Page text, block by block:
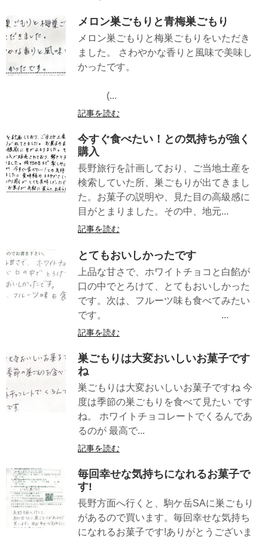
メロン巣ごもりと青梅巣ごもり
メロン巣ごもりと梅巣ごもりをいただき
ました。 さわやかな香りと風味で美味し
かったです。
(...
記事を読む
今すぐ食べたい！との気持ちが強く
購入
長野旅行を計画しており、ご当地土産を
検索していた所、巣ごもりが出てきまし
た。お菓子の説明や、見た目の高級感に
目がとまりました。その中、地元...
記事を読む
とてもおいしかったです
上品な甘さで、ホワイトチョコと白餡が
口の中でとろけて、とてもおいしかった
です。次は、フルーツ味も食べてみたい
です。 ...
記事を読む
巣ごもりは大変おいしいお菓子です
ね
巣ごもりは大変おいしいお菓子ですね 今
度は季節の巣ごもりを食べて見たい です
ね。 ホワイトチョコレートでくるんであ
るのが 最高で...
記事を読む
毎回幸せな気持ちになれるお菓子で
す!
長野方面へ行くと、駒ケ岳SAに巣ごもり
があるので買います。毎回幸せな気持ち
になれるお菓子です!ありがとうございま